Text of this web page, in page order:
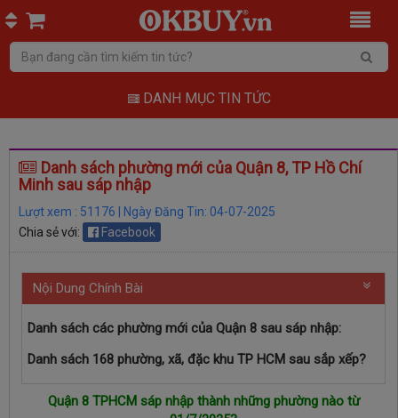
DANH MỤC TIN TỨC
Danh sách phường mới của Quận 8, TP Hồ Chí
Minh sau sáp nhập
Lượt xem : 51176 | Ngày Đăng Tin: 04-07-2025
Chia sẻ với:
Facebook
Nội Dung Chính Bài
Danh sách các phường mới của Quận 8 sau sáp nhập:
Danh sách 168 phường, xã, đặc khu TP HCM sau sắp xếp?
Quận 8 TPHCM sáp nhập thành những phường nào từ